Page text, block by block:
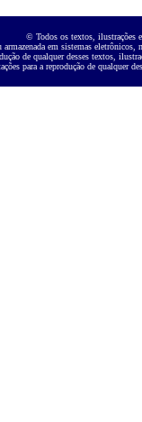
© Todos os textos, ilustrações
em sistemas
de qualquer desses textos,
para a reprodução de qualquer